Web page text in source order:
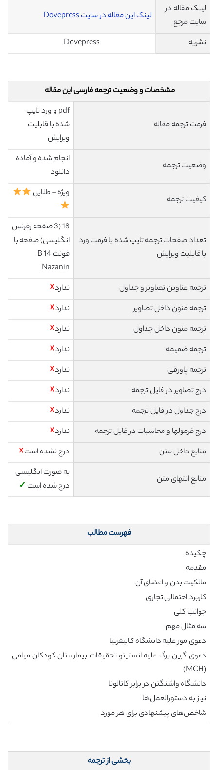
لینک مقاله در
سایت مرجع
لینک این مقاله در سایت Dovepress
نشریه Dovepress
مشخصات و وضعیت ترجمه فارسی این مقاله
فرمت ترجمه مقاله
pdf و ورد تایپ
شده با قابلیت
ویرایش
وضعیت ترجمه
انجام شده و آماده
دانلود
کیفیت ترجمه
ویژه – طلایی
تعداد صفحات ترجمه تایپ شده با فرمت ورد
با قابلیت ویرایش
18 (3 صفحه رفرنس
انگلیسی) صفحه با
فونت 14 B
Nazanin
ترجمه عناوین تصاویر و جداول
ندارد☓
ترجمه متون داخل تصاویر
ندارد☓
ترجمه متون داخل جداول
ندارد☓
ترجمه ضمیمه
ندارد☓
ترجمه پاورقی
ندارد☓
درج تصاویر در فایل ترجمه
ندارد☓
درج جداول در فایل ترجمه
ندارد☓
درج فرمولها و محاسبات در فایل ترجمه
ندارد☓
منابع داخل متن
درج نشده است☓
منابع انتهای متن
به صورت انگلیسی
درج شده است ✓
فهرست مطالب
چکیده
مقدمه
مالکیت بدن و اعضای آن
کاربرد احتمالی تجاری
جوانب کلی
سه مثال مهم
دعوی مور علیه دانشگاه کالیفرنیا
دعوی گرین برگ علیه انستیتو تحقیقات بیمارستان کودکان میامی
(MCH)
دانشگاه واشنگتن در برابر کاتالونا
نیاز به دستورالعمل‌ها
شاخص‌های پیشنهادی برای هر مورد
بخشی از ترجمه